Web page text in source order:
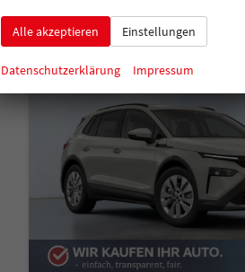
Alle akzeptieren Einstellungen
Datenschutzerklärung Impressum